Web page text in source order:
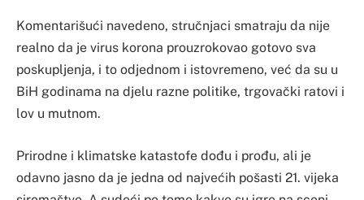
Komentarišući navedeno, stručnjaci smatraju da nije
realno da je virus korona prouzrokovao gotovo sva
poskupljenja, i to odjednom i istovremeno, već da su u
BiH godinama na djelu razne politike, trgovački ratovi i
lov u mutnom.
Prirodne i klimatske katastofe dođu i prođu, ali je
odavno jasno da je jedna od najvećih pošasti 21. vijeka